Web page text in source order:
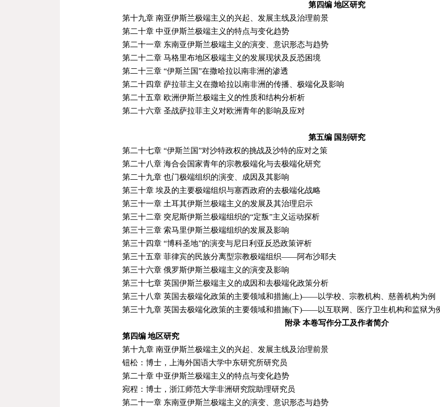
第四编 地区研究
第十九章 南亚伊斯兰极端主义的兴起、发展主线及治理前景
第二十章 中亚伊斯兰极端主义的特点与变化趋势
第二十一章 东南亚伊斯兰极端主义的演变、意识形态与趋势
第二十二章 马格里布地区极端主义的发展现状及反恐困境
第二十三章 “伊斯兰国”在撒哈拉以南非洲的渗透
第二十四章 萨拉菲主义在撒哈拉以南非洲的传播、极端化及影响
第二十五章 欧洲伊斯兰极端主义的性质和结构分析析
第二十六章 圣战萨拉菲主义对欧洲青年的影响及应对
第五编 国别研究
第二十七章 “伊斯兰国”对沙特政权的挑战及沙特的应对之策
第二十八章 海合会国家青年的宗教极端化与去极端化研究
第二十九章 也门极端组织的演变、成因及其影响
第三十章 埃及的主要极端组织与塞西政府的去极端化战略
第三十一章 土耳其伊斯兰极端主义的发展及其治理启示
第三十二章 突尼斯伊斯兰极端组织的“定叛”主义运动探析
第三十三章 索马里伊斯兰极端组织的发展及影响
第三十四章 “博科圣地”的演变与尼日利亚反恐政策评析
第三十五章 菲律宾的民族分离型宗教极端组织——阿布沙耶夫
第三十六章 俄罗斯伊斯兰极端主义的演变及影响
第三十七章 英国伊斯兰极端主义的成因和去极端化政策分析
第三十八章 英国去极端化政策的主要领域和措施(上)——以学校、宗教机构、慈善机构为例
第三十九章 英国去极端化政策的主要领域和措施(下)——以互联网、医疗卫生机构和监狱为
附录 本卷写作分工及作者简介
第四编 地区研究
第十九章 南亚伊斯兰极端主义的兴起、发展主线及治理前景
钮松：博士，上海外国语大学中东研究所研究员
第二十章 中亚伊斯兰极端主义的特点与变化趋势
宛程：博士，浙江师范大学非洲研究院助理研究员
第二十一章 东南亚伊斯兰极端主义的演变、意识形态与趋势